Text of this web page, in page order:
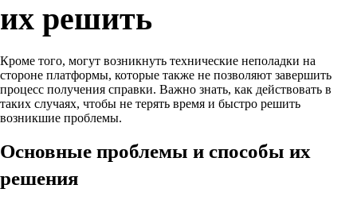
их решить
Кроме того, могут возникнуть технические неполадки на
стороне платформы, которые также не позволяют завершить
процесс получения справки. Важно знать, как действовать в
таких случаях, чтобы не терять время и быстро решить
возникшие проблемы.
Основные проблемы и способы их
решения